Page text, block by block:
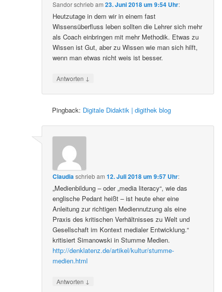
Sandorschriebam23. Juni 2018 um 9:54 Uhr:
Heutzutage in dem wir in einem fast
Wissensüberfluss leben sollten die Lehrer sich mehr
als Coach einbringen mit mehr Methodik. Etwas zu
Wissen ist Gut, aber zu Wissen wie man sich hilft,
wenn man etwas nicht weis ist besser.
Antworten ↓
Pingback: Digitale Didaktik | digithek blog
Claudiaschriebam12. Juli 2018 um 9:57 Uhr:
„Medienbildung – oder „media literacy“, wie das
englische Pedant heißt – ist heute eher eine
Anleitung zur richtigen Mediennutzung als eine
Praxis des kritischen Verhältnisses zu Welt und
Gesellschaft im Kontext medialer Entwicklung.“
kritisiert Simanowski in Stumme Medien.
http://denklatenz.de/artikel/kultur/stumme-
medien.html
Antworten ↓